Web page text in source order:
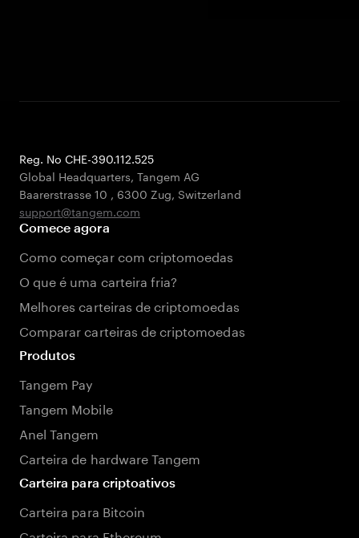
Reg. No CHE-390.112.525
Global Headquarters, Tangem AG
Baarerstrasse 10 , 6300 Zug, Switzerland
support@tangem.com
Comece agora
Como começar com criptomoedas
O que é uma carteira fria?
Melhores carteiras de criptomoedas
Comparar carteiras de criptomoedas
Produtos
Tangem Pay
Tangem Mobile
Anel Tangem
Carteira de hardware Tangem
Carteira para criptoativos
Carteira para Bitcoin